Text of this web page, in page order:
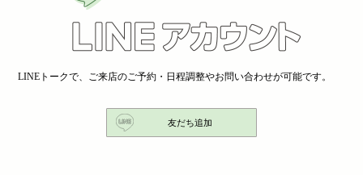
LINEトークで、ご来店のご予約・日程調整やお問い合わせが可能です。
友だち追加